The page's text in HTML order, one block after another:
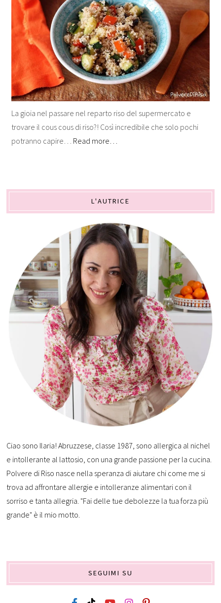
La gioia nel passare nel reparto riso del supermercato e
trovare il cous cous di riso?! Così incredibile che solo pochi
potranno capire… Read more…
L'AUTRICE
Ciao sono Ilaria! Abruzzese, classe 1987, sono allergica al nichel
e intollerante al lattosio, con una grande passione per la cucina.
Polvere di Riso nasce nella speranza di aiutare chi come me si
trova ad affrontare allergie e intolleranze alimentari con il
sorriso e tanta allegria. "Fai delle tue debolezze la tua forza più
grande" è il mio motto.
SEGUIMI SU